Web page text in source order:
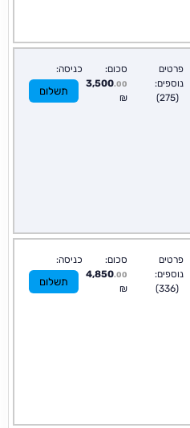
פרטים
נוספים:
(275)
סכום:
3,500.00
₪
כניסה:
תשלום
פרטים
נוספים:
(336)
סכום:
4,850.00
₪
כניסה:
תשלום